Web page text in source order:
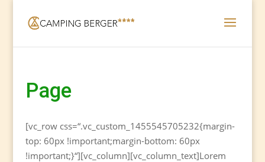
Page
[vc_row css=“.vc_custom_1455545705232{margin-
top: 60px !important;margin-bottom: 60px
!important;}“][vc_column][vc_column_text]Lorem